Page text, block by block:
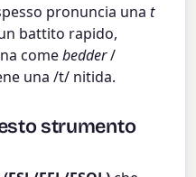
pronuncia unat
battito rapido,
comebedder/
una /t/ nitida.
strumento